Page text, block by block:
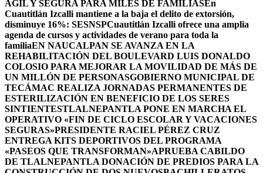
ÁGIL Y SEGURA PARA MILES DE FAMILIASEn
Cuautitlán Izcalli mantiene a la baja el delito de extorsión,
disminuye 16%: SESNSPCuautitlán Izcalli ofrece una amplia
agenda de cursos y actividades de verano para toda la
familiaEN NAUCALPAN SE AVANZA EN LA
REHABILITACIÓN DEL BOULEVARD LUIS DONALDO
COLOSIO PARA MEJORAR LA MOVILIDAD DE MÁS DE
UN MILLÓN DE PERSONASGOBIERNO MUNICIPAL DE
TECÁMAC REALIZA JORNADAS PERMANENTES DE
ESTERILIZACIÓN EN BENEFICIO DE LOS SERES
SINTIENTESTLALNEPANTLA PONE EN MARCHA EL
OPERATIVO «FIN DE CICLO ESCOLAR Y VACACIONES
SEGURAS»PRESIDENTE RACIEL PÉREZ CRUZ
ENTREGA KITS DEPORTIVOS DEL PROGRAMA
«PASEOS QUE TRANSFORMAN»APRUEBA CABILDO
DE TLALNEPANTLA DONACIÓN DE PREDIOS PARA LA